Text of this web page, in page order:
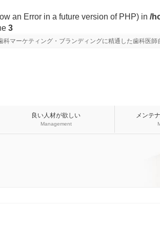
an Error in a future version of PHP) in /
3
マーケティング・ブランディングに精通した歯科医師
良い人材が欲しい
Management
メンテ